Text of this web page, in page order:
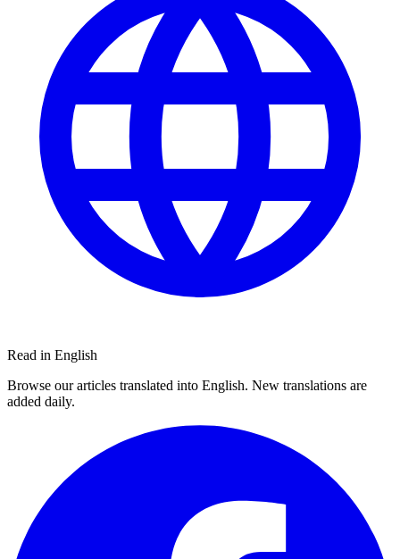
Read in English
Browse our articles translated into English. New translations are
added daily.